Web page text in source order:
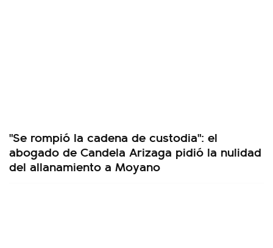
"Se rompió la cadena de custodia": el
abogado de Candela Arizaga pidió la nulidad
del allanamiento a Moyano